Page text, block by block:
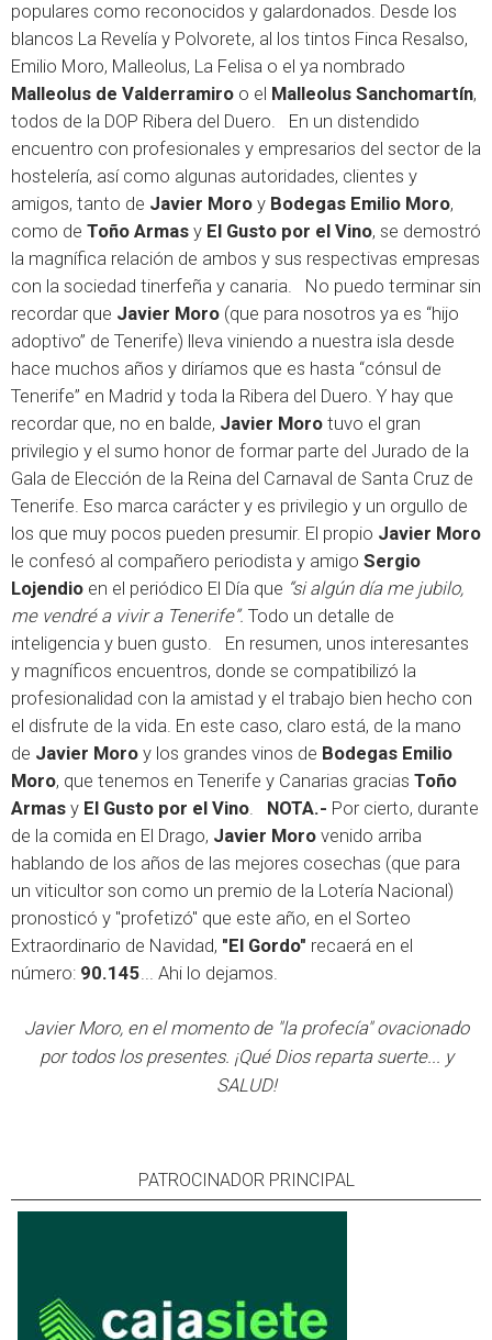
populares como reconocidos y galardonados. Desde los
blancos La Revelía y Polvorete, al los tintos Finca Resalso,
Emilio Moro, Malleolus, La Felisa o el ya nombrado
Malleolus de Valderramiro o el Malleolus Sanchomartín,
todos de la DOP Ribera del Duero. En un distendido
encuentro con profesionales y empresarios del sector de la
hostelería, así como algunas autoridades, clientes y
amigos, tanto de Javier Moro y Bodegas Emilio Moro,
como de Toño Armas y El Gusto por el Vino, se demostró
la magnífica relación de ambos y sus respectivas empresas
con la sociedad tinerfeña y canaria. No puedo terminar sin
recordar que Javier Moro (que para nosotros ya es “hijo
adoptivo” de Tenerife) lleva viniendo a nuestra isla desde
hace muchos años y diríamos que es hasta “cónsul de
Tenerife” en Madrid y toda la Ribera del Duero. Y hay que
recordar que, no en balde, Javier Moro tuvo el gran
privilegio y el sumo honor de formar parte del Jurado de la
Gala de Elección de la Reina del Carnaval de Santa Cruz de
Tenerife. Eso marca carácter y es privilegio y un orgullo de
los que muy pocos pueden presumir. El propio Javier Moro
le confesó al compañero periodista y amigo Sergio
Lojendio en el periódico El Día que “si algún día me jubilo,
me vendré a vivir a Tenerife”. Todo un detalle de
inteligencia y buen gusto. En resumen, unos interesantes
y magníficos encuentros, donde se compatibilizó la
profesionalidad con la amistad y el trabajo bien hecho con
el disfrute de la vida. En este caso, claro está, de la mano
de Javier Moro y los grandes vinos de Bodegas Emilio
Moro, que tenemos en Tenerife y Canarias gracias Toño
Armas y El Gusto por el Vino. NOTA.- Por cierto, durante
de la comida en El Drago, Javier Moro venido arriba
hablando de los años de las mejores cosechas (que para
un viticultor son como un premio de la Lotería Nacional)
pronosticó y "profetizó" que este año, en el Sorteo
Extraordinario de Navidad, "El Gordo" recaerá en el
número: 90.145... Ahi lo dejamos.
Javier Moro, en el momento de "la profecía" ovacionado
por todos los presentes. ¡Qué Dios reparta suerte... y
SALUD!
PATROCINADOR PRINCIPAL